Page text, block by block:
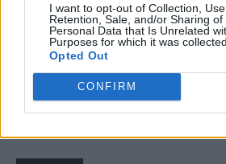
I want to opt-out of Collection, Use,
Retention, Sale, and/or Sharing of
Personal Data that Is Unrelated
Purposes for which it was collected.
Opted Out
CONFIRM
ad
Susțineți presa liberă!